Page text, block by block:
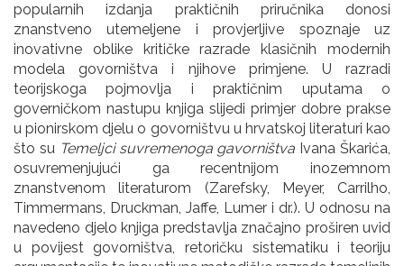
popularnih izdanja praktičnih priručnika donosi
znanstveno utemeljene i provjerljive spoznaje uz
inovativne oblike kritičke razrade klasičnih modernih
modela govorništva i njihove primjene. U razradi
teorijskoga pojmovlja i praktičnim uputama o
governičkom nastupu knjiga slijedi primjer dobre prakse
u pionirskom djelu o govorništvu u hrvatskoj literaturi kao
što su Temeljci suvremenoga gavorništva Ivana Škarića,
osuvremenjujući ga recentnijom inozemnom
znanstvenom literaturom (Zarefsky, Meyer, Carrilho,
Timmermans, Druckman, Jaffe, Lumer i dr.). U odnosu na
navedeno djelo knjiga predstavlja značajno proširen uvid
u povijest govorništva, retoričku sistematiku i teoriju